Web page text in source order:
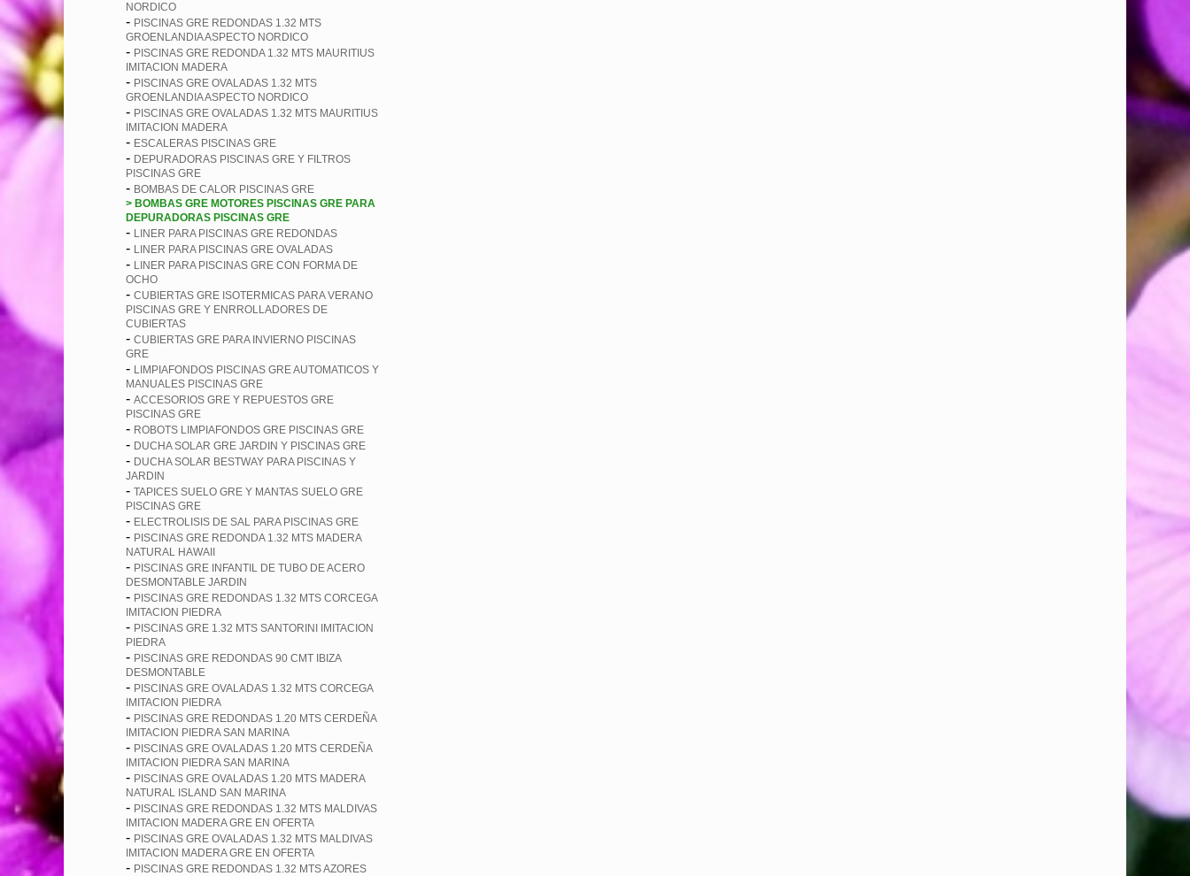
NORDICO
- PISCINAS GRE REDONDAS 1.32 MTS
GROENLANDIA ASPECTO NORDICO
- PISCINAS GRE REDONDA 1.32 MTS MAURITIUS
IMITACION MADERA
- PISCINAS GRE OVALADAS 1.32 MTS
GROENLANDIA ASPECTO NORDICO
- PISCINAS GRE OVALADAS 1.32 MTS MAURITIUS
IMITACION MADERA
- ESCALERAS PISCINAS GRE
- DEPURADORAS PISCINAS GRE Y FILTROS
PISCINAS GRE
- BOMBAS DE CALOR PISCINAS GRE
> BOMBAS GRE MOTORES PISCINAS GRE PARA
DEPURADORAS PISCINAS GRE
- LINER PARA PISCINAS GRE REDONDAS
- LINER PARA PISCINAS GRE OVALADAS
- LINER PARA PISCINAS GRE CON FORMA DE
OCHO
- CUBIERTAS GRE ISOTERMICAS PARA VERANO
PISCINAS GRE Y ENRROLLADORES DE
CUBIERTAS
- CUBIERTAS GRE PARA INVIERNO PISCINAS
GRE
- LIMPIAFONDOS PISCINAS GRE AUTOMATICOS Y
MANUALES PISCINAS GRE
- ACCESORIOS GRE Y REPUESTOS GRE
PISCINAS GRE
- ROBOTS LIMPIAFONDOS GRE PISCINAS GRE
- DUCHA SOLAR GRE JARDIN Y PISCINAS GRE
- DUCHA SOLAR BESTWAY PARA PISCINAS Y
JARDIN
- TAPICES SUELO GRE Y MANTAS SUELO GRE
PISCINAS GRE
- ELECTROLISIS DE SAL PARA PISCINAS GRE
- PISCINAS GRE REDONDA 1.32 MTS MADERA
NATURAL HAWAII
- PISCINAS GRE INFANTIL DE TUBO DE ACERO
DESMONTABLE JARDIN
- PISCINAS GRE REDONDAS 1.32 MTS CORCEGA
IMITACION PIEDRA
- PISCINAS GRE 1.32 MTS SANTORINI IMITACION
PIEDRA
- PISCINAS GRE REDONDAS 90 CMT IBIZA
DESMONTABLE
- PISCINAS GRE OVALADAS 1.32 MTS CORCEGA
IMITACION PIEDRA
- PISCINAS GRE REDONDAS 1.20 MTS CERDEÑA
IMITACION PIEDRA SAN MARINA
- PISCINAS GRE OVALADAS 1.20 MTS CERDEÑA
IMITACION PIEDRA SAN MARINA
- PISCINAS GRE OVALADAS 1.20 MTS MADERA
NATURAL ISLAND SAN MARINA
- PISCINAS GRE REDONDAS 1.32 MTS MALDIVAS
IMITACION MADERA GRE EN OFERTA
- PISCINAS GRE OVALADAS 1.32 MTS MALDIVAS
IMITACION MADERA GRE EN OFERTA
- PISCINAS GRE REDONDAS 1.32 MTS AZORES